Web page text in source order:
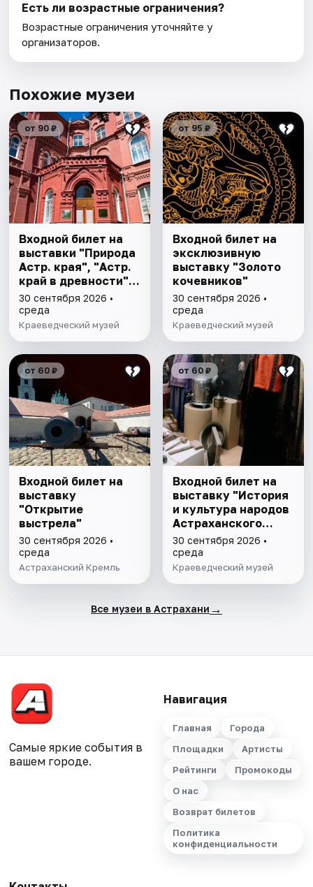
Есть ли возрастные ограничения?
Возрастные ограничения уточняйте у
организаторов.
Похожие музеи
от 90 ₽
Входной билет на
выставки "Природа
Астр. края", "Астр.
край в древности",
"Заселение Астр.
края"
30 сентября 2026 •
среда
Краеведческий музей
от 95 ₽
Входной билет на
эксклюзивную
выставку "Золото
кочевников"
30 сентября 2026 •
среда
Краеведческий музей
от 60 ₽
Входной билет на
выставку
"Открытие
выстрела"
30 сентября 2026 •
среда
Астраханский Кремль
от 60 ₽
Входной билет на
выставку "История
и культура народов
Астраханского
края"
30 сентября 2026 •
среда
Краеведческий музей
Все музеи в Астрахани →
Самые яркие события в
вашем городе.
Навигация
Главная
Города
Площадки
Артисты
Рейтинги
Промокоды
О нас
Возврат билетов
Политика
конфиденциальности